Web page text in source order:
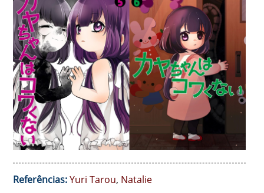
Referências:Yuri Tarou, Natalie